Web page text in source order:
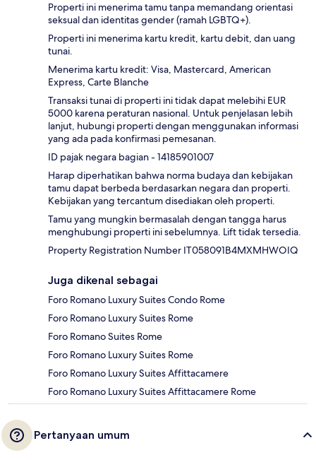
Properti ini menerima tamu tanpa memandang orientasi
seksual dan identitas gender (ramah LGBTQ+).
Properti ini menerima kartu kredit, kartu debit, dan uang
tunai.
Menerima kartu kredit: Visa, Mastercard, American
Express, Carte Blanche
Transaksi tunai di properti ini tidak dapat melebihi EUR
5000 karena peraturan nasional. Untuk penjelasan lebih
lanjut, hubungi properti dengan menggunakan informasi
yang ada pada konfirmasi pemesanan.
ID pajak negara bagian - 14185901007
Harap diperhatikan bahwa norma budaya dan kebijakan
tamu dapat berbeda berdasarkan negara dan properti.
Kebijakan yang tercantum disediakan oleh properti.
Tamu yang mungkin bermasalah dengan tangga harus
menghubungi properti ini sebelumnya. Lift tidak tersedia.
Property Registration Number IT058091B4MXMHWOIQ
Juga dikenal sebagai
Foro Romano Luxury Suites Condo Rome
Foro Romano Luxury Suites Rome
Foro Romano Suites Rome
Foro Romano Luxury Suites Rome
Foro Romano Luxury Suites Affittacamere
Foro Romano Luxury Suites Affittacamere Rome
Pertanyaan umum